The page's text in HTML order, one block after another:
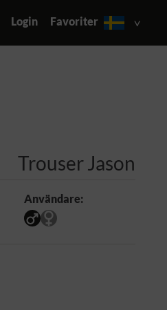
Login Favoriter
Trouser Jason
Användare: